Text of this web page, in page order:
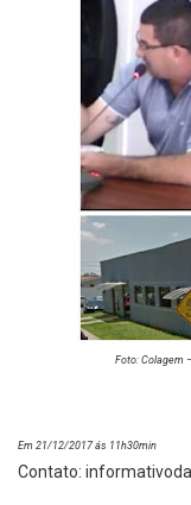
Foto: Colagem
Em 21/12/2017 ás 11h30min
Contato: